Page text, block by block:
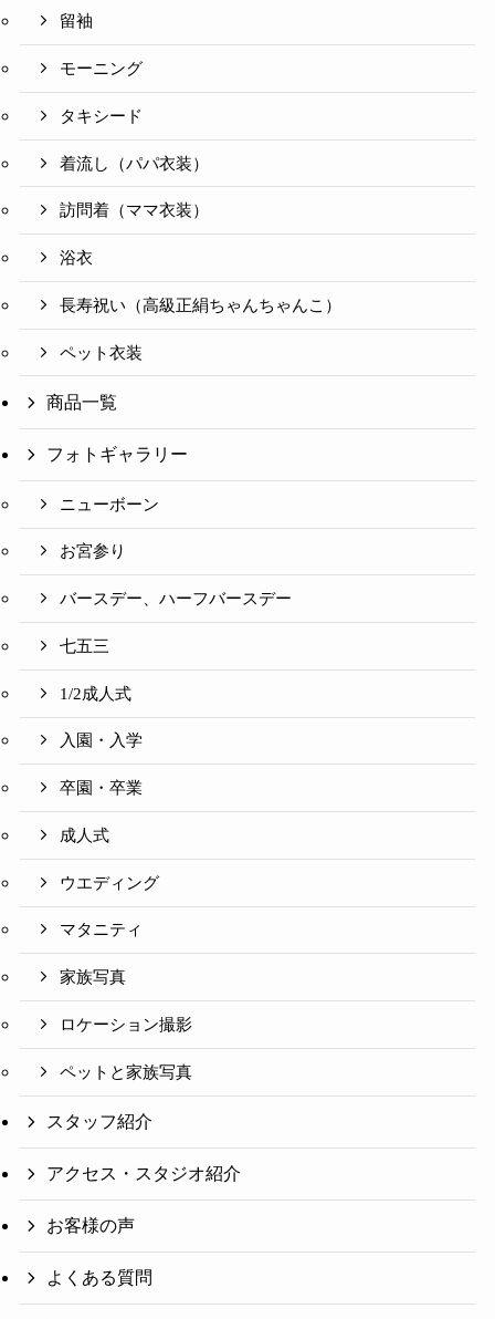
留袖
モーニング
タキシード
着流し（パパ衣装）
訪問着（ママ衣装）
浴衣
長寿祝い（高級正絹ちゃんちゃんこ）
ペット衣装
商品一覧
フォトギャラリー
ニューボーン
お宮参り
バースデー、ハーフバースデー
七五三
1/2成人式
入園・入学
卒園・卒業
成人式
ウエディング
マタニティ
家族写真
ロケーション撮影
ペットと家族写真
スタッフ紹介
アクセス・スタジオ紹介
お客様の声
よくある質問